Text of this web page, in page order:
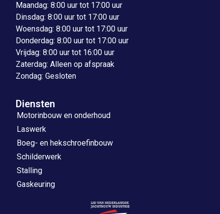
Maandag: 8:00 uur tot 17:00 uur
Dinsdag: 8:00 uur tot 17:00 uur
Woensdag: 8:00 uur tot 17:00 uur
Donderdag: 8:00 uur tot 17:00 uur
Vrijdag: 8:00 uur tot 16:00 uur
Zaterdag: Alleen op afspraak
Zondag: Gesloten
Diensten
Motorinbouw en onderhoud
Laswerk
Boeg- en hekschroefinbouw
Schilderwerk
Stalling
Gaskeuring